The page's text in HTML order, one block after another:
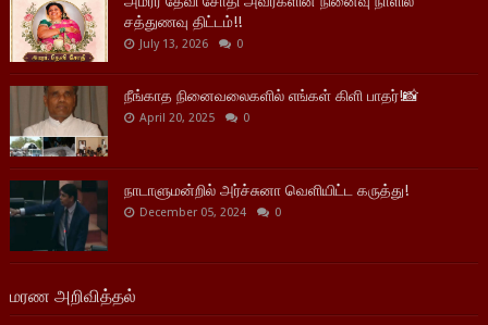
சத்துணவு திட்டம்!!
July 13, 2026 0
நீங்காத நினைவலைகளில் எங்கள் கிளி பாதர்!📸
April 20, 2025 0
நாடாளுமன்றில் அர்ச்சுனா வெளியிட்ட கருத்து!
December 05, 2024 0
மரண அறிவித்தல்